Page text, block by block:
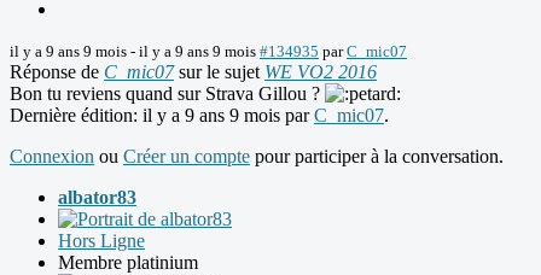
il y a 9 ans 9 mois - il y a 9 ans 9 mois #134935 parC_mic07
Réponse de C_mic07sur le sujet WE VO2 2016
Bon tu reviens quand sur Strava Gillou ?
Dernière édition: il y a 9 ans 9 mois parC_mic07.
Connexion ou Créer un compte pour participer à la conversation.
albator83
Hors Ligne
Membre platinium